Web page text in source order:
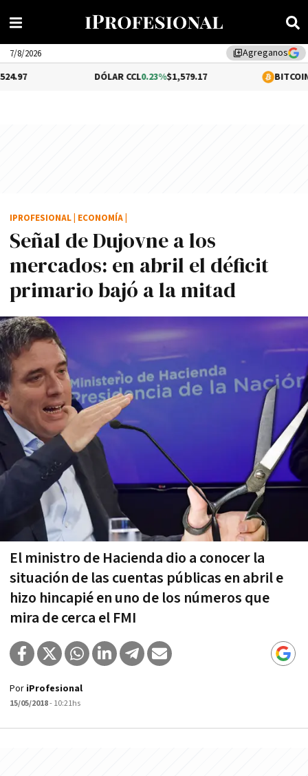
library_addAgreganos
7/8/2026
0.23%$1,579.17 1.02%
Señal de Dujovne a los
mercados: en abril el déficit
primario bajó a la mitad
El ministro de Hacienda dio a conocer la
situación de las cuentas públicas en abril e
hizo hincapié en uno de los números que
mira de cerca el FMI
IPROFESIONAL ECONOMÍA
Por iProfesional
15/05/2018- 10:21hs